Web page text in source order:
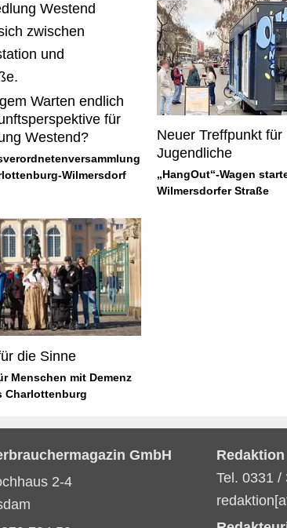
Warten endlich
für
Westend?
Wilmersdorf
Neuer Treffpunkt für
Jugendliche
„HangOut“-Wagen
Wilmersdorfer Straße
die Sinne
Menschen mit Demenz
Charlottenburg
GmbH
2-4
Redaktion
Tel. 0331 /